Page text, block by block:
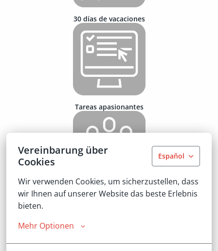
Vereinbarung über
Cookies
Español
Wir verwenden Cookies, um sicherzustellen, dass
wir Ihnen auf unserer Website das beste Erlebnis
bieten.
Mehr Optionen
30 días de vacaciones
Tareas apasionantes
Equipo ágil e internacional